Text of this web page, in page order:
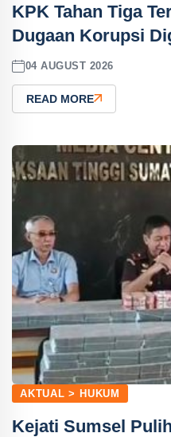
KPK Tahan Tiga
Dugaan Korupsi
04 AUGUST 2026
READ MORE
AKTUAL > HUKUM
Kejati Sumsel